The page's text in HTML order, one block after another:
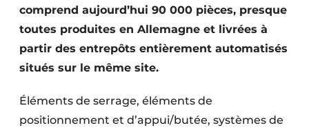
comprend aujourd’hui 90 000 pièces, presque
toutes produites en Allemagne et livrées à
partir des entrepôts entièrement automatisés
situés sur le même site.
Éléments de serrage, éléments de
positionnement et d’appui/butée, systèmes de